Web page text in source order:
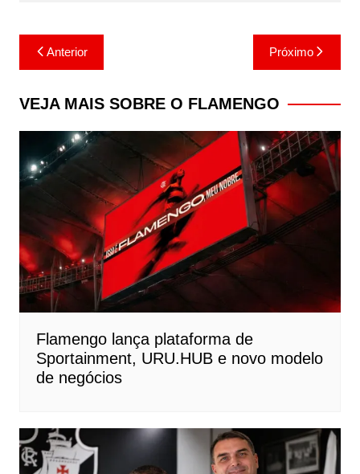
Navegação
de
Post
Anterior Próximo
VEJA MAIS SOBRE O FLAMENGO
Flamengo lança plataforma de
Sportainment, URU.HUB e novo modelo
de negócios